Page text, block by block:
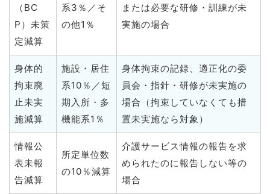
（BC
P）未策
定減算
系3％／そ
の他1％
または必要な研修・訓練が未
実施の場合
身体的
拘束廃
止未実
施減算
施設・居住
系10％／短
期入所・多
機能系1％
身体拘束の記録、適正化の委
員会・指針・研修が未実施の
場合（拘束していなくても措
置未実施なら対象）
情報公
表未報
告減算
所定単位数
の10％減算
介護サービス情報の報告を求
められたのに報告しない等の
場合